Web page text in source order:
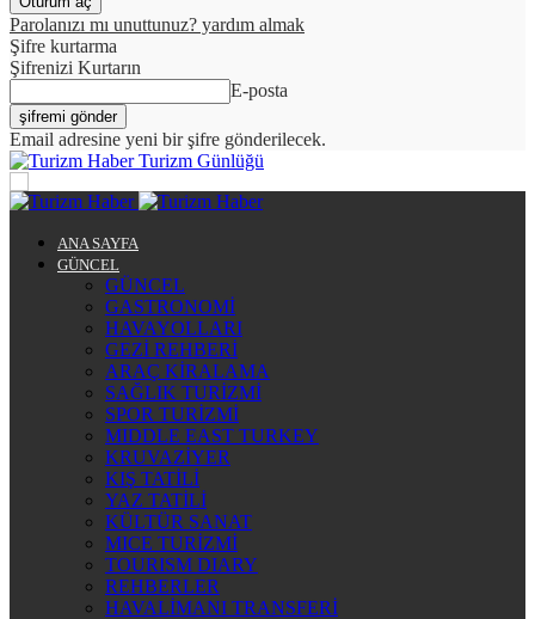
Parolanızı mı unuttunuz? yardım almak
Şifre kurtarma
Şifrenizi Kurtarın
E-posta
Email adresine yeni bir şifre gönderilecek.
Turizm Günlüğü
ANA SAYFA
GÜNCEL
GÜNCEL
GASTRONOMİ
HAVAYOLLARI
GEZİ REHBERİ
ARAÇ KİRALAMA
SAĞLIK TURİZMİ
SPOR TURİZMİ
MIDDLE EAST TURKEY
KRUVAZİYER
KIŞ TATİLİ
YAZ TATİLİ
KÜLTÜR SANAT
MICE TURİZMİ
TOURISM DIARY
REHBERLER
HAVALİMANI TRANSFERİ